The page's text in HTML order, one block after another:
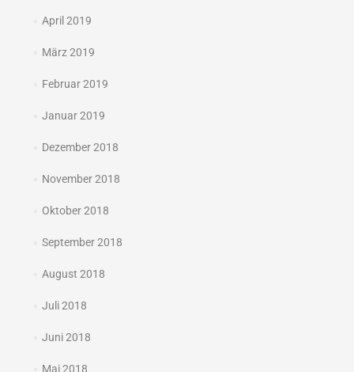
April 2019
März 2019
Februar 2019
Januar 2019
Dezember 2018
November 2018
Oktober 2018
September 2018
August 2018
Juli 2018
Juni 2018
Mai 2018